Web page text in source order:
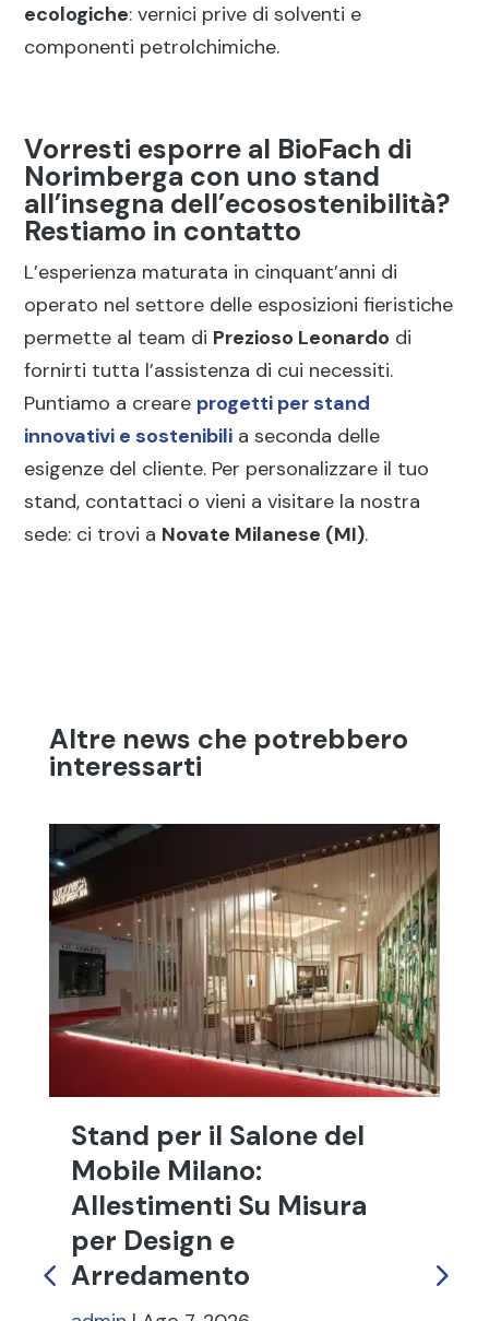
ecologiche: vernici prive di solventi e
componenti petrolchimiche.
Vorresti esporre al BioFach di
Norimberga con uno stand
all’insegna dell’ecosostenibilità?
Restiamo in contatto
L’esperienza maturata in cinquant’anni di
operato nel settore delle esposizioni fieristiche
permette al team di Prezioso Leonardo di
fornirti tutta l’assistenza di cui necessiti.
Puntiamo a creare progetti per stand
innovativi e sostenibili a seconda delle
esigenze del cliente. Per personalizzare il tuo
stand, contattaci o vieni a visitare la nostra
sede: ci trovi a Novate Milanese (MI).
Altre news che potrebbero
interessarti
Stand per il Salone del
Mobile Milano:
Allestimenti Su Misura
per Design e
Arredamento